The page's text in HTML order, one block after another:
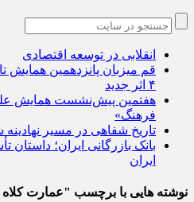
انقلابی در توسعه اقتصادی
قم میزبان پانزدهمین همایش
۴ اثر جدید
هفتمین پیش‌نشست همایش
فرهنگ»
تاریخ شفاهی در مسیر
بانک بازرگانی ایران؛
ایران
نوشته هایی با برچسب "عمارت